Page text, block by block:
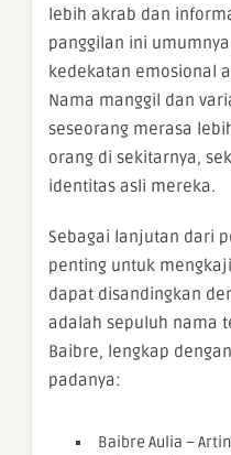
lebih akrab dan
panggilan ini
kedekatan emosional
Nama manggil dan
seseorang merasa
orang di sekitarnya,
identitas asli mereka.
Sebagai lanjutan dari
penting untuk
dapat disandingkan
adalah sepuluh nama
Baibre, lengkap
padanya:
Baibre Aulia –